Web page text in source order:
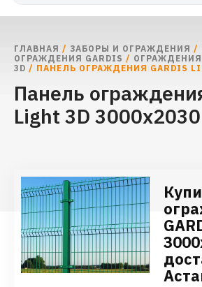
ГЛАВНАЯ / ЗАБОРЫ И ОГРАЖДЕНИЯ /
ОГРАЖДЕНИЯ GARDIS / ОГРАЖДЕНИЯ
3D / ПАНЕЛЬ ОГРАЖДЕНИЯ GARDIS
Панель
Light 3D